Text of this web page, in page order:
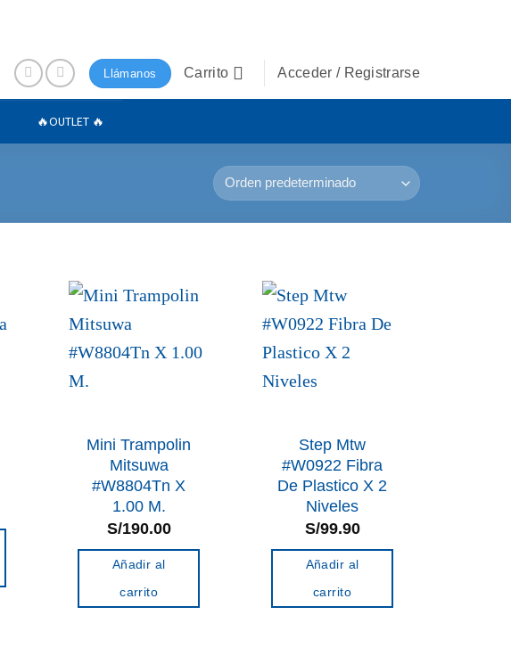
Llámanos Carrito Acceder / Registrarse
🔥OUTLET 🔥
Mini Trampolin
Mitsuwa
#W8804Tn X
1.00 M.
S/190.00
Añadir al
carrito
Step Mtw
#W0922 Fibra
De Plastico X 2
Niveles
S/99.90
Añadir al
carrito